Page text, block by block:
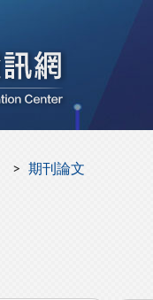
期刊論文